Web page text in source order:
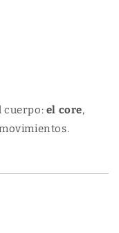
cuerpo: el core,